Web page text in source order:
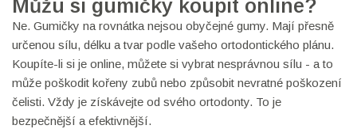
Můžu si gumičky koupit online?
Ne. Gumičky na rovnátka nejsou obyčejné gumy. Mají přesně
určenou sílu, délku a tvar podle vašeho ortodontického plánu.
Koupíte-li si je online, můžete si vybrat nesprávnou sílu - a to
může poškodit kořeny zubů nebo způsobit nevratné poškození
čelisti. Vždy je získávejte od svého ortodonty. To je
bezpečnější a efektivnější.